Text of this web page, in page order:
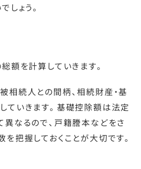
しょう。
額を計算していきます。
相続人との間柄、相続財産・基
ていきます。基礎控除額は法定
異なるので、戸籍謄本などをさ
把握しておくことが大切です。